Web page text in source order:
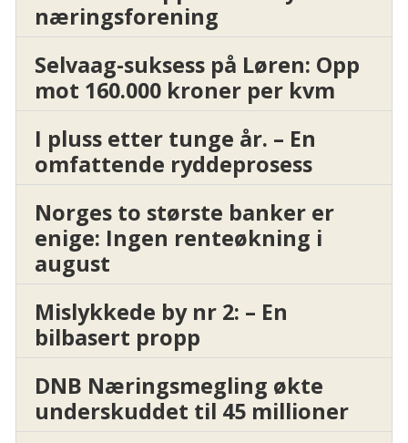
næringsforening
Selvaag-suksess på Løren: Opp
mot 160.000 kroner per kvm
I pluss etter tunge år. – En
omfattende ryddeprosess
Norges to største banker er
enige: Ingen renteøkning i
august
Mislykkede by nr 2: – En
bilbasert propp
DNB Næringsmegling økte
underskuddet til 45 millioner